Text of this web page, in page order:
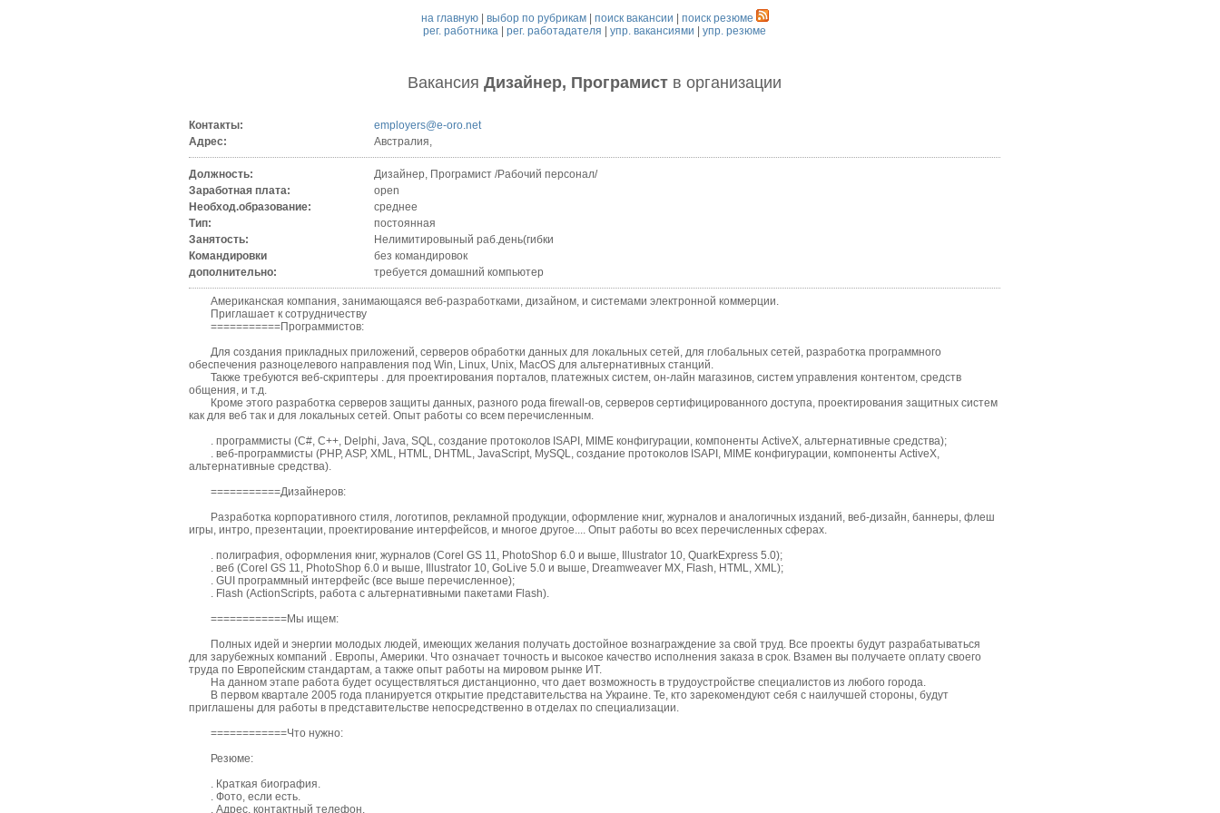
на главную| выбор по рубрикам| поиск вакансии
поиск резюме
рег. работника |рег. работадателя |упр. вакансиями |упр. резюме
ВакансияДизайнер, Програмист в организации
Контакты:
employers@e-oro.net
Адрес:
Австралия,
Должность:
Дизайнер, Програмист /Рабочий персонал/
Заработная плата:
open
Необход.образование:
среднее
Тип:
постоянная
Занятость:
Нелимитировыный раб.день(гибки
Командировки
без командировок
дополнительно:
требуется домашний компьютер
Американская компания, занимающаяся веб-разработками, дизайном, и системами электронной коммерции.
Приглашает к сотрудничеству
===========Программистов:
Для создания прикладных приложений, серверов обработки данных для локальных сетей, для глобальных сетей, разработка программного
обеспечения разноцелевого направления под Win, Linux, Unix, MacOS для альтернативных станций.
Также требуются веб-скриптеры . для проектирования порталов, платежных систем, он-лайн магазинов, систем управления контентом, средств
общения, и т.д.
Кроме этого разработка серверов защиты данных, разного рода firewall-ов, серверов сертифицированного доступа, проектирования защитных систем
как для веб так и для локальных сетей. Опыт работы со всем перечисленным.
. программисты (C#, C++, Delphi, Java, SQL, создание протоколов ISAPI, MIME конфигурации, компоненты ActiveX, альтернативные средства);
. веб-программисты (PHP, ASP, XML, HTML, DHTML, JavaScript, MySQL, создание протоколов ISAPI, MIME конфигурации, компоненты ActiveX,
альтернативные средства).
===========Дизайнеров:
Разработка корпоративного стиля, логотипов, рекламной продукции, оформление книг, журналов и аналогичных изданий, веб-дизайн, баннеры, флеш
игры, интро, презентации, проектирование интерфейсов, и многое другое.... Опыт работы во всех перечисленных сферах.
. полиграфия, оформления книг, журналов (Corel GS 11, PhotoShop 6.0 и выше, Illustrator 10, QuarkExpress 5.0);
. веб (Corel GS 11, PhotoShop 6.0 и выше, Illustrator 10, GoLive 5.0 и выше, Dreamweaver MX, Flash, HTML, XML);
. GUI программный интерфейс (все выше перечисленное);
. Flash (ActionScripts, работа с альтернативными пакетами Flash).
============Мы ищем:
Полных идей и энергии молодых людей, имеющих желания получать достойное вознаграждение за свой труд. Все проекты будут разрабатываться
для зарубежных компаний . Европы, Америки. Что означает точность и высокое качество исполнения заказа в срок. Взамен вы получаете оплату своего
труда по Европейским стандартам, а также опыт работы на мировом рынке ИТ.
На данном этапе работа будет осуществляться дистанционно, что дает возможность в трудоустройстве специалистов из любого города.
В первом квартале 2005 года планируется открытие представительства на Украине. Те, кто зарекомендуют себя с наилучшей стороны, будут
приглашены для работы в представительстве непосредственно в отделах по специализации.
============Что нужно:
Резюме:
. Краткая биография.
. Фото, если есть.
. Адрес, контактный телефон.